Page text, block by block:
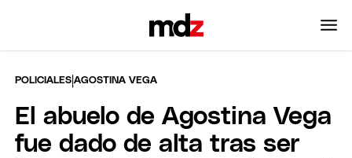
POLICIALES |AGOSTINA VEGA
El abuelo de Agostina Vega
fue dado de alta tras ser